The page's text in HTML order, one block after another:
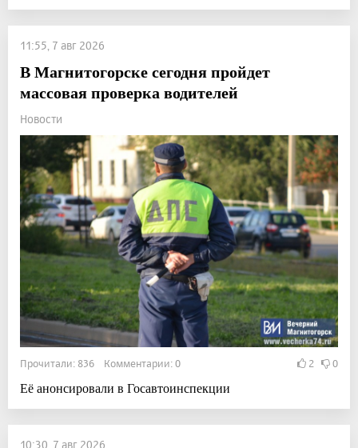
11:55, 7 авг 2026
В Магнитогорске сегодня пройдет
массовая проверка водителей
Новости
Прочитали: 836 Комментарии: 0 2 0
Её анонсировали в Госавтоинспекции
10:30, 7 авг 2026